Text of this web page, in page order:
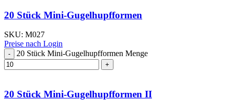
20 Stück Mini-Gugelhupfformen
SKU: M027
Preise nach Login
20 Stück Mini-Gugelhupfformen Menge
20 Stück Mini-Gugelhupfformen II